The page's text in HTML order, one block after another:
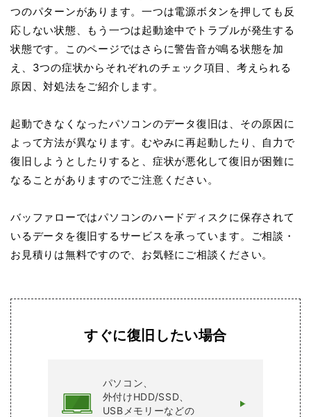
つのパターンがあります。一つは電源ボタンを押しても反
応しない状態、もう一つは起動途中でトラブルが発生する
状態です。このページではさらに警告音が鳴る状態を加
え、3つの症状からそれぞれのチェック項目、考えられる
原因、対処法をご紹介します。
起動できなくなったパソコンのデータ復旧は、その原因に
よって方法が異なります。むやみに再起動したり、自力で
復旧しようとしたりすると、症状が悪化して復旧が困難に
なることがありますのでご注意ください。
バッファローではパソコンのハードディスクに保存されて
いるデータを復旧するサービスを承っています。ご相談・
お見積りは無料ですので、お気軽にご相談ください。
すぐに復旧したい場合
パソコン、
外付けHDD/SSD、
USBメモリーなどの